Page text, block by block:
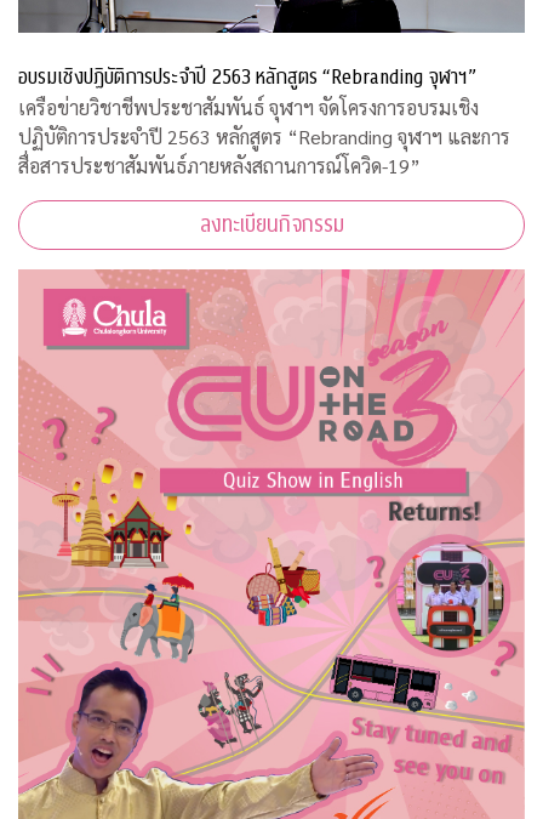
อบรมเชิงปฏิบัติการประจำปี 2563 หลักสูตร “Rebranding จุฬาฯ”
เครือข่ายวิชาชีพประชาสัมพันธ์ จุฬาฯ จัดโครงการอบรมเชิง
ปฏิบัติการประจำปี 2563 หลักสูตร “Rebranding จุฬาฯ และการ
สื่อสารประชาสัมพันธ์ภายหลังสถานการณ์โควิด-19”
ลงทะเบียนกิจกรรม